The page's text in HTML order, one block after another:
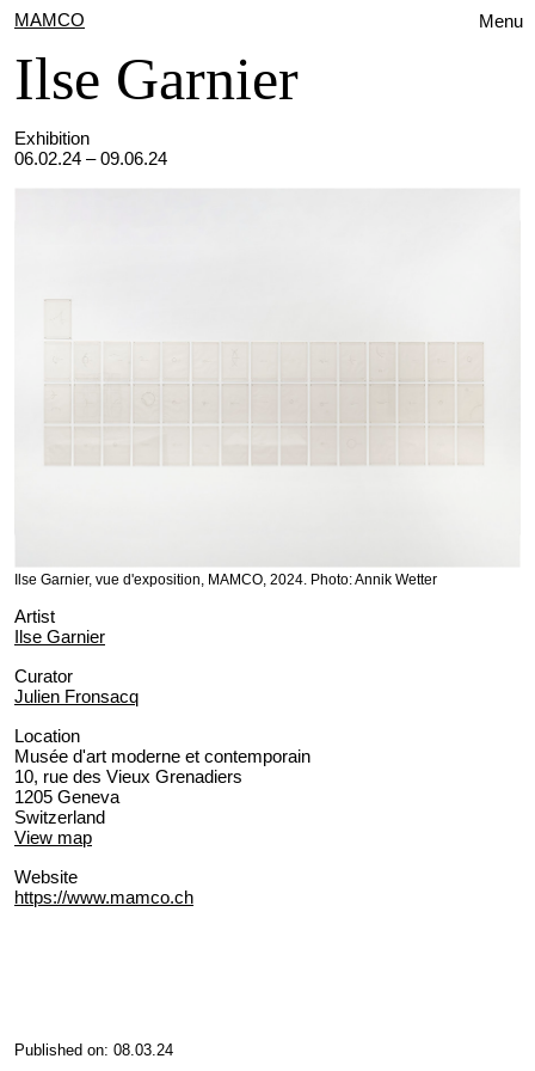
Menu
MAMCO
Ilse Garnier
Exhibition
06.02.24 – 09.06.24
Ilse Garnier, vue d'exposition, MAMCO, 2024. Photo: Annik Wetter
Artist
Ilse Garnier
Curator
Julien Fronsacq
Location
Musée d'art moderne et contemporain
10, rue des Vieux Grenadiers
1205 Geneva
Switzerland
View map
Website
https://www.mamco.ch
Published on: 08.03.24